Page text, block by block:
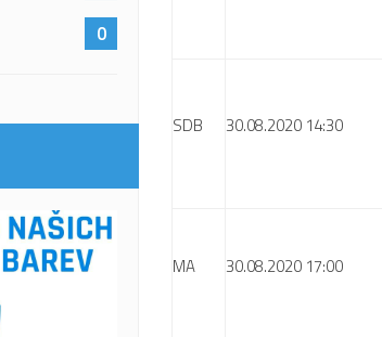
SDB 30.08.2020 14:30
MA 30.08.2020 17:00
0